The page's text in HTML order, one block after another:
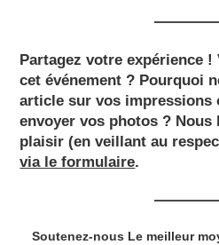
Partagez votre expérience !
cet événement ? Pourquoi
article sur vos impressions
envoyer vos photos ? Nous
plaisir (en veillant au
via le formulaire.
Soutenez-nous Le meilleur